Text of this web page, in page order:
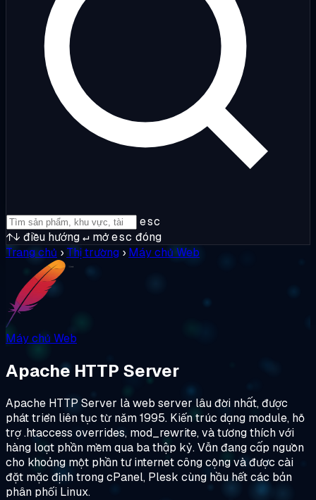
esc
↑↓ điều hướng↵ mởesc đóng
Trang chủ › Thị trường › Máy chủ Web
Máy chủ Web
Apache HTTP Server
Apache HTTP Server là web server lâu đời nhất, được
phát triển liên tục từ năm 1995. Kiến trúc dạng module, hỗ
trợ .htaccess overrides, mod_rewrite, và tương thích với
hàng loạt phần mềm qua ba thập kỷ. Vẫn đang cấp nguồn
cho khoảng một phần tư internet công cộng và được cài
đặt mặc định trong cPanel, Plesk cùng hầu hết các bản
phân phối Linux.